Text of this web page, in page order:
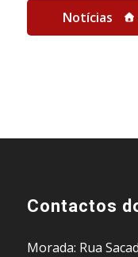
Notícias
Contactos
Morada: Rua